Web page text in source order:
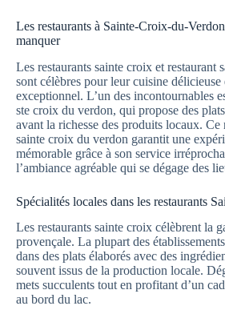
Les restaurants à Sainte-Croix-du-
manquer
Les restaurants sainte croix et restaurant
sont célèbres pour leur cuisine délicieuse
exceptionnel. L’un des incontournables
ste croix du verdon, qui propose des
avant la richesse des produits locaux. Ce
sainte croix du verdon garantit une
mémorable grâce à son service
l’ambiance agréable qui se dégage des
Spécialités locales dans les restaurants
Les restaurants sainte croix célèbrent la
provençale. La plupart des
dans des plats élaborés avec des
souvent issus de la production locale.
mets succulents tout en profitant d’un
au bord du lac.